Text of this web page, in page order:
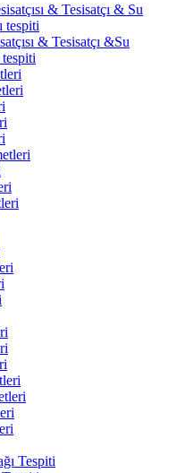
& Tesisatçı & Su
tespiti
& Tesisatçı &Su
tespiti
Tespiti